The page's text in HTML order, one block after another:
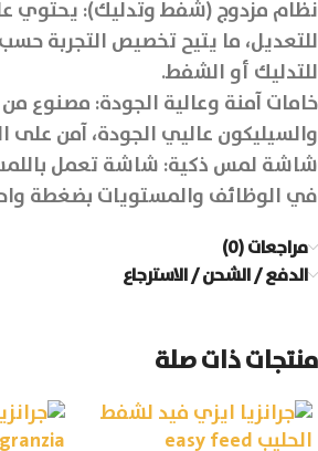
للتعديل، ما يتيح تخصيص التجربة
للتدليك أو الشفط.
خامات آمنة وعالية الجودة: مصنوع من
والسيليكون عاليي الجودة، آمن على
شاشة لمس ذكية: شاشة تعمل
في الوظائف والمستويات بضغطة
مراجعات (0)
الدفع / الشحن / الاسترجاع
منتجات ذات صلة